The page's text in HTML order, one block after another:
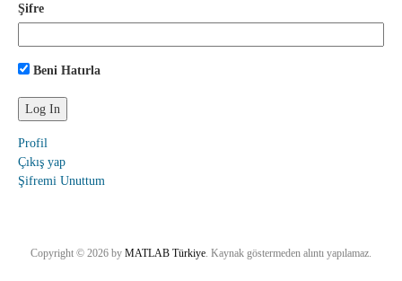
Şifre
Beni Hatırla
Profil
Çıkış yap
Şifremi Unuttum
Copyright © 2026 by MATLAB Türkiye . Kaynak göstermeden alıntı yapılamaz.